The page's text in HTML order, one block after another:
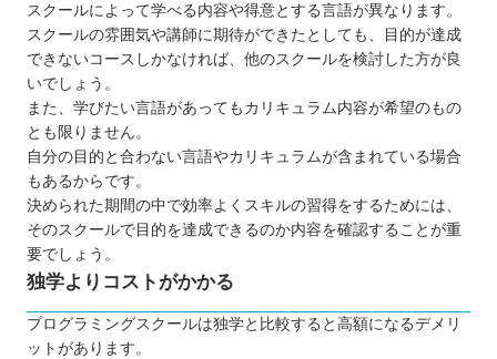
スクールによって学べる内容や得意とする言語が異なります。
スクールの雰囲気や講師に期待ができたとしても、目的が達成
できないコースしかなければ、他のスクールを検討した方が良
いでしょう。
また、学びたい言語があってもカリキュラム内容が希望のもの
とも限りません。
自分の目的と合わない言語やカリキュラムが含まれている場合
もあるからです。
決められた期間の中で効率よくスキルの習得をするためには、
そのスクールで目的を達成できるのか内容を確認することが重
要でしょう。
独学よりコストがかかる
プログラミングスクールは独学と比較すると高額になるデメリ
ットがあります。